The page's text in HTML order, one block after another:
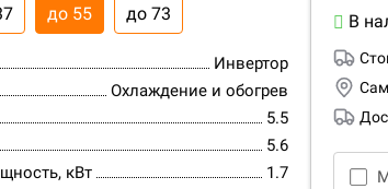
до 55 до 73
Инвертор
Охлаждение и обогрев
5.5
5.6
кВт
1.7
В